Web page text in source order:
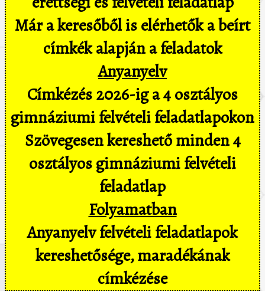
Már a keresőből is elérhetők a beírt
címkék alapján a feladatok
Anyanyelv
Címkézés 2026-ig a 4 osztályos
gimnáziumi felvételi feladatlapokon
Szövegesen kereshető minden 4
osztályos gimnáziumi felvételi
feladatlap
Folyamatban
Anyanyelv felvételi feladatlapok
kereshetősége, maradékának
címkézése